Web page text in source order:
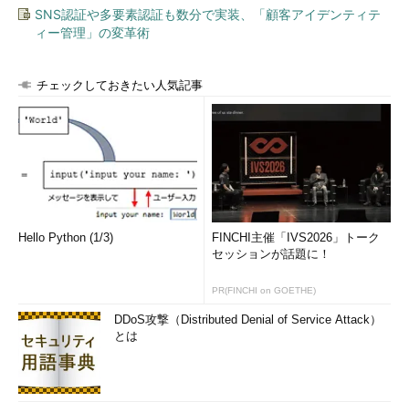
SNS認証や多要素認証も数分で実装、「顧客アイデンティテ
ィー管理」の変革術
チェックしておきたい人気記事
Hello Python (1/3)
FINCHI主催「IVS2026」トーク
セッションが話題に！
PR(FINCHI on GOETHE)
DDoS攻撃（Distributed Denial of Service Attack）
とは